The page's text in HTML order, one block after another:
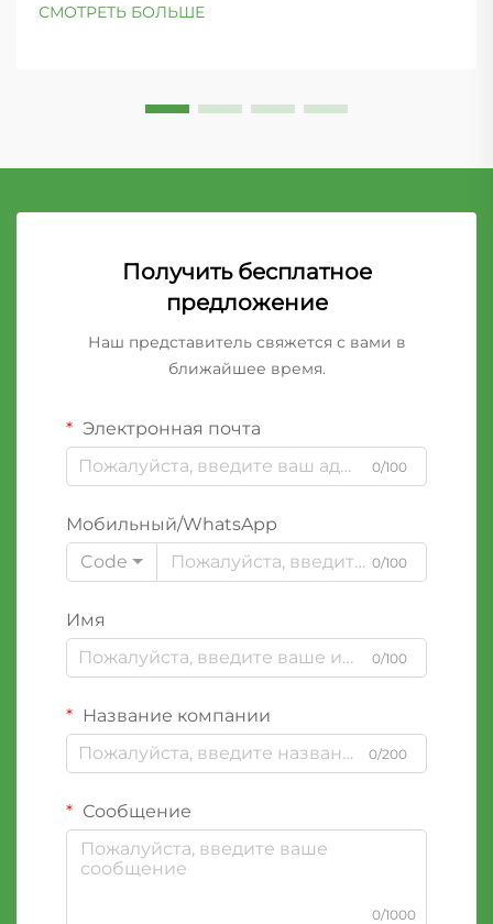
способного выдерживать интенсивное
СМОТРЕТЬ БОЛЬШЕ
Получить бесплатное
предложение
Наш представитель свяжется с вами в
ближайшее время.
Электронная почта
0/100
Мобильный/WhatsApp
Code
0/100
Имя
0/100
Название компании
0/200
Сообщение
0/1000